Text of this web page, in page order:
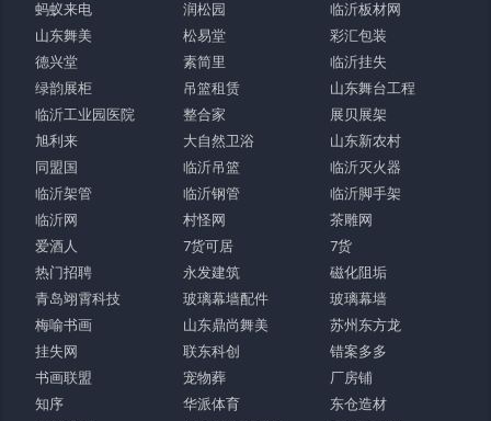
蚂蚁来电
润松园
临沂板材网
山东舞美
松易堂
彩汇包装
德兴堂
素简里
临沂挂失
绿韵展柜
吊篮租赁
山东舞台工程
临沂工业园医院
整合家
展贝展架
旭利来
大自然卫浴
山东新农村
同盟国
临沂吊篮
临沂灭火器
临沂架管
临沂钢管
临沂脚手架
临沂网
村怪网
茶雕网
爱酒人
7货可居
7货
热门招聘
永发建筑
磁化阻垢
青岛翊霄科技
玻璃幕墙配件
玻璃幕墙
梅喻书画
山东鼎尚舞美
苏州东方龙
挂失网
联东科创
错案多多
书画联盟
宠物葬
厂房铺
知序
华派体育
东仓造材